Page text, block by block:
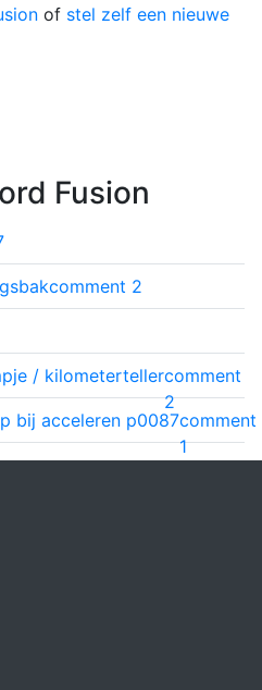
of stel zelf een nieuwe
Fusion
comment 2
/ kilometertellercomment
2
bij acceleren p0087comment
1